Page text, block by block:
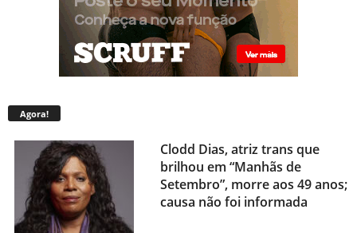
Agora!
Clodd Dias, atriz trans que
brilhou em “Manhãs de
Setembro”, morre aos 49 anos;
causa não foi informada